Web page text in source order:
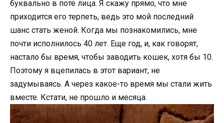
буквально в поте лица. Я скажу прямо, что мне
приходится его терпеть, ведь это мой последний
шанс стать женой. Когда мы познакомились, мне
почти исполнилось 40 лет. Еще год, и, как говорят,
настало бы время, чтобы заводить кошек, хотя бы 10.
Поэтому я вцепилась в этот вариант, не
задумываясь. А через какое-то время мы стали жить
вместе. Кстати, не прошло и месяца.